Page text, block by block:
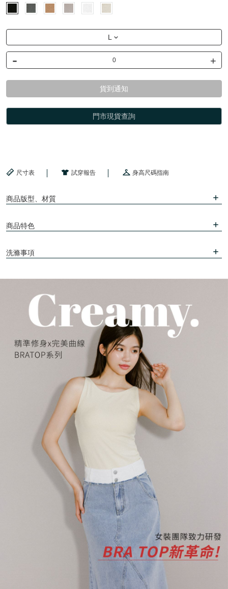
L
- +
貨到通知
門市現貨查詢
尺寸表 試穿報告 身高尺碼指南
商品版型、材質
商品特色
洗滌事項